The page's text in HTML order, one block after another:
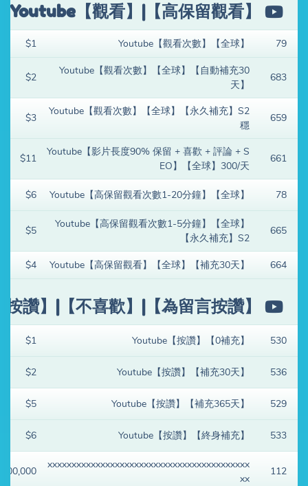
Youtube【觀看】|【高保留觀看】
79
Youtube【觀看次數】【全球】
$1
683
Youtube【觀看次數】【全球】【自動補充30
天】
$2
659
Youtube【觀看次數】【全球】【永久補充】S2
穩
$3
661
Youtube【影片長度90% 保留 + 喜歡 + 評論 + S
EO】【全球】300/天
$11
78
Youtube【高保留觀看次數1-20分鐘】【全球】
$6
665
Youtube【高保留觀看次數1-5分鐘】【全球】
【永久補充】S2
$5
664
Youtube【高保留觀看】【全球】【補充30天】
$4
讚】|【不喜歡】|【為留言按讚】
530
Youtube【按讚】【0補充】
$1
536
Youtube【按讚】【補充30天】
$2
529
Youtube【按讚】【補充365天】
$5
533
Youtube【按讚】【終身補充】
$6
112
xxxxxxxxxxxxxxxxxxxxxxxxxxxxxxxxxxxxxxxxxx
xx